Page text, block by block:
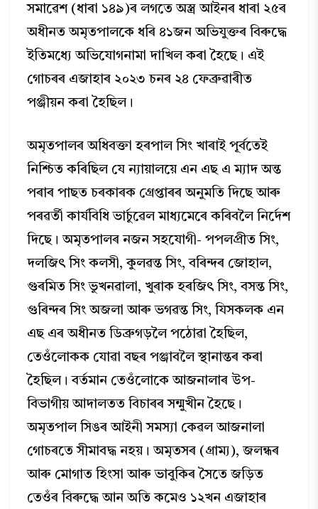
সমাৱেশ (ধাৰা ১৪৯)ৰ লগতে অস্ত্ৰ আইনৰ ধাৰা ২৫ৰ
অধীনত অমৃতপালকে ধৰি ৪১জন অভিযুক্তৰ বিৰুদ্ধে
ইতিমধ্যে অভিযোগনামা দাখিল কৰা হৈছে। এই
গোচৰৰ এজাহাৰ ২০২৩ চনৰ ২৪ ফেব্ৰুৱাৰীত
পঞ্জীয়ন কৰা হৈছিল।
অমৃতপালৰ অধিবক্তা হৰপাল সিং খাৰাই পূৰ্বতেই
নিশ্চিত কৰিছিল যে ন্যায়ালয়ে এন এছ এ ম্যাদ অন্ত
পৰাৰ পাছত চৰকাৰক গ্ৰেপ্তাৰৰ অনুমতি দিছে আৰু
পৰৱৰ্তী কার্যবিধি ভার্চুৱেল মাধ্যমেৰে কৰিবলৈ নিৰ্দেশ
দিছে। অমৃতপালৰ নজন সহযোগী- পপলপ্রীত সিং,
দলজিৎ সিং কলসী, কুলৱন্ত সিং, বৰিন্দৰ জোহাল,
গুৰমিত সিং ভুখনৱালা, খুৰাক হৰজিৎ সিং, বসন্ত সিং,
গুৰিন্দৰ সিং অজলা আৰু ভগৱন্ত সিং, যিসকলক এন
এছ এৰ অধীনত ডিব্ৰুগড়লৈ পঠোৱা হৈছিল,
তেওঁলোকক যোৱা বছৰ পঞ্জাবলৈ স্থানান্তৰ কৰা
হৈছিল। বর্তমান তেওঁলোকে আজনালাৰ উপ-
বিভাগীয় আদালতত বিচাৰৰ সন্মুখীন হৈছে।
অমৃতপাল সিঙৰ আইনী সমস্যা কেৱল আজনালা
গোচৰতে সীমাবদ্ধ নহয়। অমৃতসৰ (গ্ৰাম্য), জলন্ধৰ
আৰু মোগাত হিংসা আৰু ভাবুকিৰ সৈতে জড়িত
তেওঁৰ বিৰুদ্ধে আন অতি কমেও ১২খন এজাহাৰ